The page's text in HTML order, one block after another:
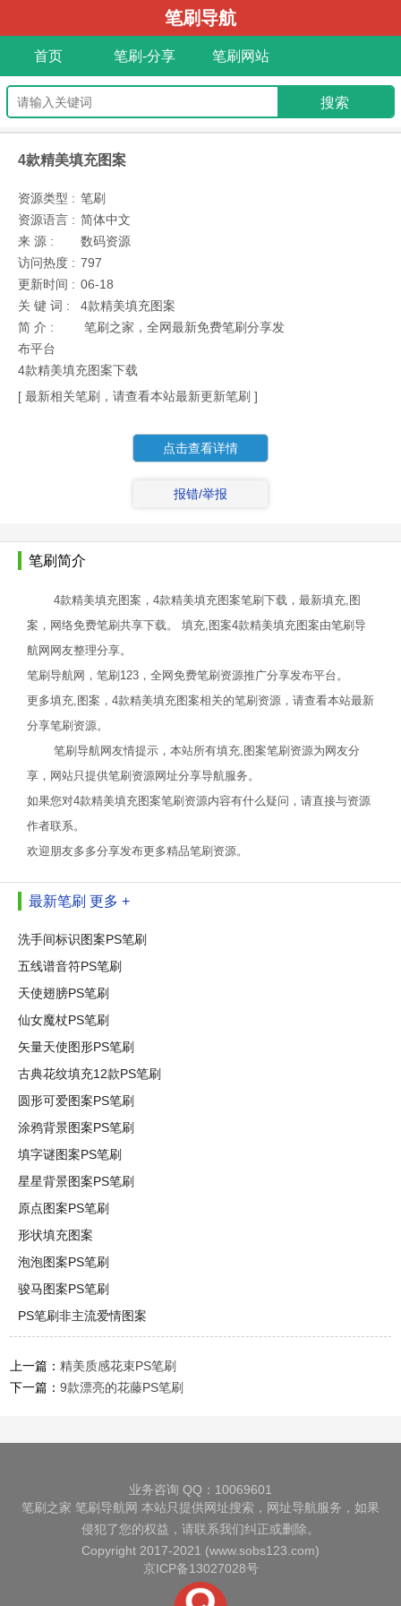
笔刷导航
首页 笔刷-分享 笔刷网站
4款精美填充图案
资源类型 : 笔刷
资源语言 : 简体中文
来 源 :
数码资源
访问热度 : 797
更新时间 : 06-18
关 键 词 :
4款精美填充图案
简 介 :
笔刷之家，全网最新免费笔刷分享发
布平台
4款精美填充图案下载
[ 最新相关笔刷，请查看本站最新更新笔刷 ]
点击查看详情
报错/举报
笔刷简介
4款精美填充图案，4款精美填充图案笔刷下载，最新填充,图
案，网络免费笔刷共享下载。 填充,图案4款精美填充图案由笔刷导
航网网友整理分享。
笔刷导航网，笔刷123，全网免费笔刷资源推广分享发布平台。
更多填充,图案，4款精美填充图案相关的笔刷资源，请查看本站最新
分享笔刷资源。
笔刷导航网友情提示，本站所有填充,图案笔刷资源为网友分
享，网站只提供笔刷资源网址分享导航服务。
如果您对4款精美填充图案笔刷资源内容有什么疑问，请直接与资源
作者联系。
欢迎朋友多多分享发布更多精品笔刷资源。
最新笔刷 更多 +
洗手间标识图案PS笔刷
五线谱音符PS笔刷
天使翅膀PS笔刷
仙女魔杖PS笔刷
矢量天使图形PS笔刷
古典花纹填充12款PS笔刷
圆形可爱图案PS笔刷
涂鸦背景图案PS笔刷
填字谜图案PS笔刷
星星背景图案PS笔刷
原点图案PS笔刷
形状填充图案
泡泡图案PS笔刷
骏马图案PS笔刷
PS笔刷非主流爱情图案
上一篇：精美质感花束PS笔刷
下一篇：9款漂亮的花藤PS笔刷
业务咨询 QQ：10069601
笔刷之家 笔刷导航网 本站只提供网址搜索，网址导航服务，如果
侵犯了您的权益，请联系我们纠正或删除。
Copyright 2017-2021 (www.sobs123.com)
京ICP备13027028号